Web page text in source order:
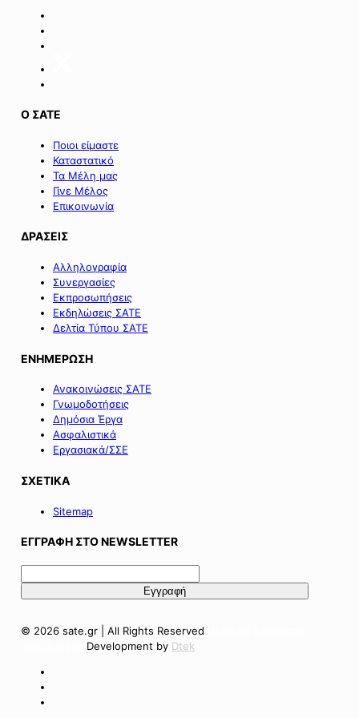
Ο ΣΑΤΕ
Ποιοι είμαστε
Καταστατικό
Τα Μέλη μας
Γίνε Μέλος
Επικοινωνία
ΔΡΑΣΕΙΣ
Αλληλογραφία
Συνεργασίες
Εκπροσωπήσεις
Εκδηλώσεις ΣΑΤΕ
Δελτία Τύπου ΣΑΤΕ
ΕΝΗΜΕΡΩΣΗ
Ανακοινώσεις ΣΑΤΕ
Γνωμοδοτήσεις
Δημόσια Έργα
Ασφαλιστικά
Εργασιακά/ΣΣΕ
ΣΧΕΤΙΚΑ
Sitemap
ΕΓΓΡΑΦΗ ΣΤΟ NEWSLETTER
© 2026 sate.gr | All Rights Reserved
Development by Dtek